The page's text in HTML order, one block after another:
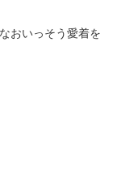
おいっそう愛着を